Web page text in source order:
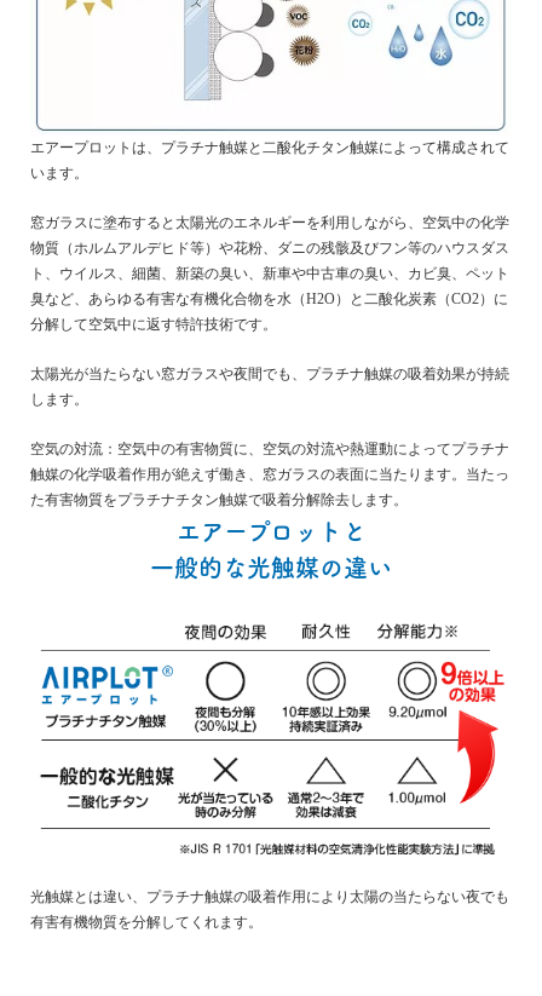
エアープロットは、プラチナ触媒と二酸化チタン触媒によって構成されて
います。
窓ガラスに塗布すると太陽光のエネルギーを利用しながら、空気中の化学
物質（ホルムアルデヒド等）や花粉、ダニの残骸及びフン等のハウスダス
ト、ウイルス、細菌、新築の臭い、新車や中古車の臭い、カビ臭、ペット
臭など、あらゆる有害な有機化合物を水（H2O）と二酸化炭素（CO2）に
分解して空気中に返す特許技術です。
太陽光が当たらない窓ガラスや夜間でも、プラチナ触媒の吸着効果が持続
します。
空気の対流：空気中の有害物質に、空気の対流や熱運動によってプラチナ
触媒の化学吸着作用が絶えず働き、窓ガラスの表面に当たります。当たっ
た有害物質をプラチナチタン触媒で吸着分解除去します。
エアープロットと
一般的な光触媒の違い
光触媒とは違い、プラチナ触媒の吸着作用により太陽の当たらない夜でも
有害有機物質を分解してくれます。